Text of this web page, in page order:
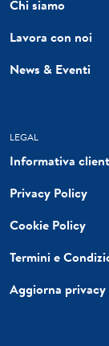
Chi siamo
Lavora con noi
News & Eventi
LEGAL
Informativa
Privacy Policy
Cookie Policy
Termini e
Aggiorna privacy